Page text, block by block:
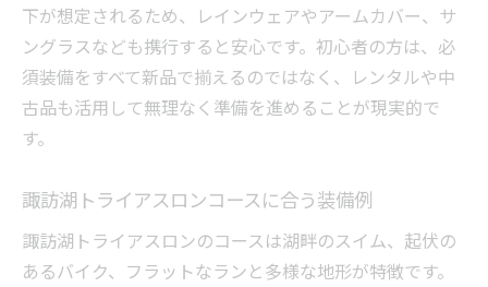
下が想定されるため、レインウェアやアームカバー、サ
ングラスなども携行すると安心です。初心者の方は、必
須装備をすべて新品で揃えるのではなく、レンタルや中
古品も活用して無理なく準備を進めることが現実的で
す。
諏訪湖トライアスロンコースに合う装備例
諏訪湖トライアスロンのコースは湖畔のスイム、起伏の
あるバイク、フラットなランと多様な地形が特徴です。